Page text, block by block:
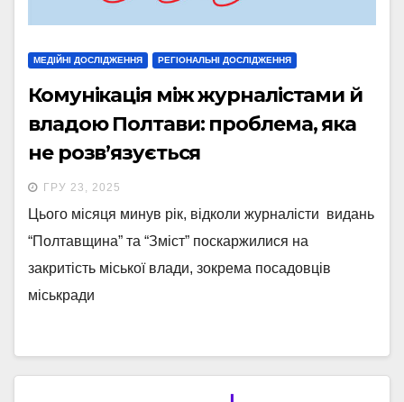
МЕДІЙНІ ДОСЛІДЖЕННЯ РЕГІОНАЛЬНІ ДОСЛІДЖЕННЯ
Комунікація між журналістами й
владою Полтави: проблема, яка
не розв’язується
ГРУ 23, 2025
Цього місяця минув рік, відколи журналісти видань
“Полтавщина” та “Зміст” поскаржилися на
закритість міської влади, зокрема посадовців
міськради